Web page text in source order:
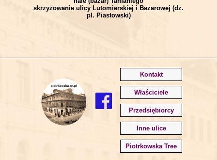
skrzyżowanie ulicy Lutomierskiej i Bazarowej (dz.
pl. Piastowski)
Kontakt
Właściciele
Przedsiębiorcy
Inne ulice
Piotrkowska Tree